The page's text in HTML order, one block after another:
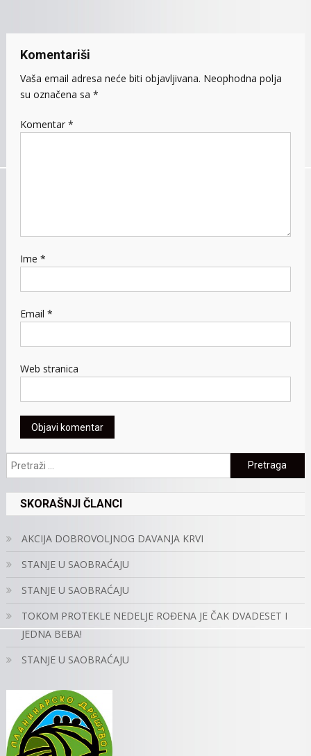
Komentariši
Vaša email adresa neće biti objavljivana. Neophodna polja
su označena sa *
Komentar *
Ime *
Email *
Web stranica
Pretraga:
SKORAŠNJI ČLANCI
AKCIJA DOBROVOLJNOG DAVANJA KRVI
STANJE U SAOBRAĆAJU
STANJE U SAOBRAĆAJU
TOKOM PROTEKLE NEDELJE ROĐENA JE ČAK DVADESET I
JEDNA BEBA!
STANJE U SAOBRAĆAJU